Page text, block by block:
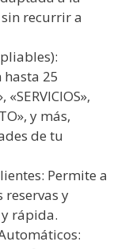
recurrir a
25
y más,
de tu
Permite a
reservas y
rápida.